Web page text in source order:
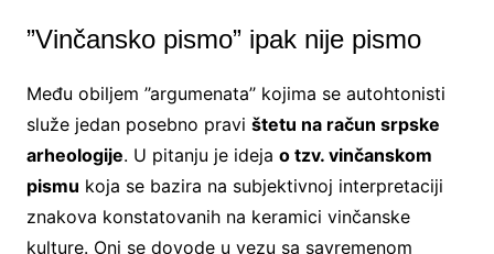
”Vinčansko pismo” ipak nije pismo
Među obiljem ’’argumenata’’ kojima se autohtonisti
služe jedan posebno pravi štetu na račun srpske
arheologije. U pitanju je ideja o tzv. vinčanskom
pismu koja se bazira na subjektivnoj interpretaciji
znakova konstatovanih na keramici vinčanske
kulture. Oni se dovode u vezu sa savremenom